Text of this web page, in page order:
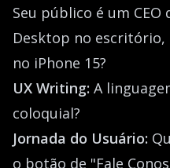
Seu público é um CEO
Desktop no escritório,
no iPhone 15?
UX Writing: A
coloquial?
Jornada do Usuário:
o botão de "Fale